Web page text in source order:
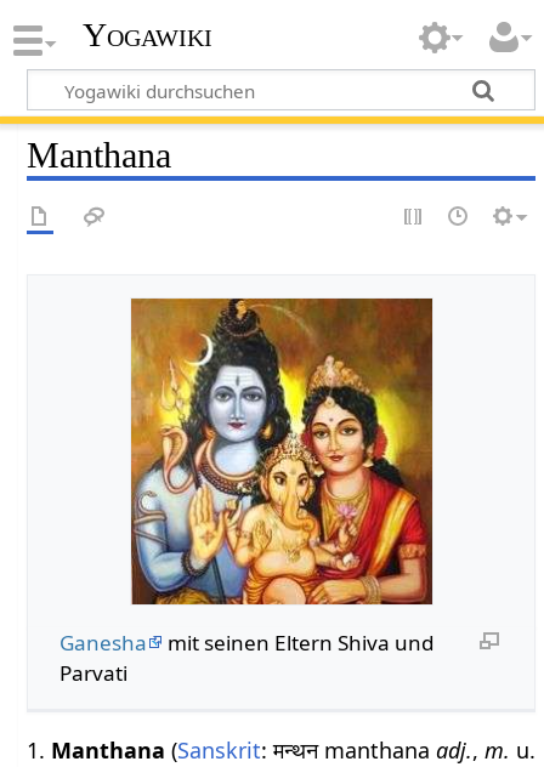
Yogawiki
Manthana
Ganesha
mit seinen Eltern Shiva und
Parvati
1. Manthana (Sanskrit: मन्थन manthanaadj.,m. u.